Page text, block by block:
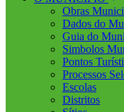
Obras
Dados do
Guia do
Simbolos
Pontos
Processos
Escolas
Distritos